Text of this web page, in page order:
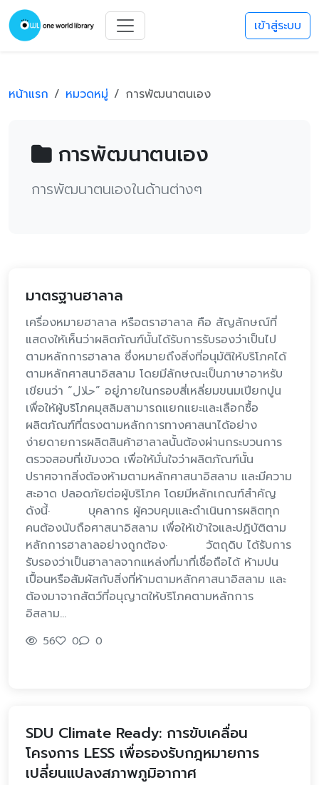
เข้าสู่ระบบ
หน้าแรก หมวดหมู่ การพัฒนาตนเอง
การพัฒนาตนเอง
การพัฒนาตนเองในด้านต่างๆ
มาตรฐานฮาลาล
เครื่องหมายฮาลาล หรือตราฮาลาล คือ สัญลักษณ์ที่
แสดงให้เห็นว่าผลิตภัณฑ์นั้นได้รับการรับรองว่าเป็นไป
ตามหลักการฮาลาล ซึ่งหมายถึงสิ่งที่อนุมัติให้บริโภคได้
ตามหลักศาสนาอิสลาม โดยมีลักษณะเป็นภาษาอาหรับ
เขียนว่า “حلال” อยู่ภายในกรอบสี่เหลี่ยมขนมเปียกปูน
เพื่อให้ผู้บริโภคมุสลิมสามารถแยกแยะและเลือกซื้อ
ผลิตภัณฑ์ที่ตรงตามหลักการทางศาสนาได้อย่าง
ง่ายดายการผลิตสินค้าฮาลาลนั้นต้องผ่านกระบวนการ
ตรวจสอบที่เข้มงวด เพื่อให้มั่นใจว่าผลิตภัณฑ์นั้น
ปราศจากสิ่งต้องห้ามตามหลักศาสนาอิสลาม และมีความ
สะอาด ปลอดภัยต่อผู้บริโภค โดยมีหลักเกณฑ์สำคัญ
ดังนี้· บุคลากร ผู้ควบคุมและดำเนินการผลิตทุก
คนต้องนับถือศาสนาอิสลาม เพื่อให้เข้าใจและปฏิบัติตาม
หลักการฮาลาลอย่างถูกต้อง· วัตถุดิบ ได้รับการ
รับรองว่าเป็นฮาลาลจากแหล่งที่มาที่เชื่อถือได้ ห้ามปน
เปื้อนหรือสัมผัสกับสิ่งที่ห้ามตามหลักศาสนาอิสลาม และ
ต้องมาจากสัตว์ที่อนุญาตให้บริโภคตามหลักการ
อิสลาม…
56 0 0
SDU Climate Ready: การขับเคลื่อน
โครงการ LESS เพื่อรองรับกฎหมายการ
เปลี่ยนแปลงสภาพภูมิอากาศ